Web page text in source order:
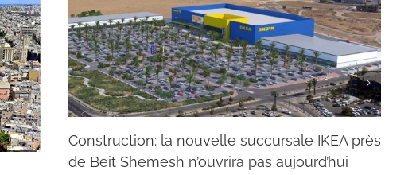
Construction: la nouvelle succursale IKEA près
de Beit Shemesh n’ouvrira pas aujourd’hui